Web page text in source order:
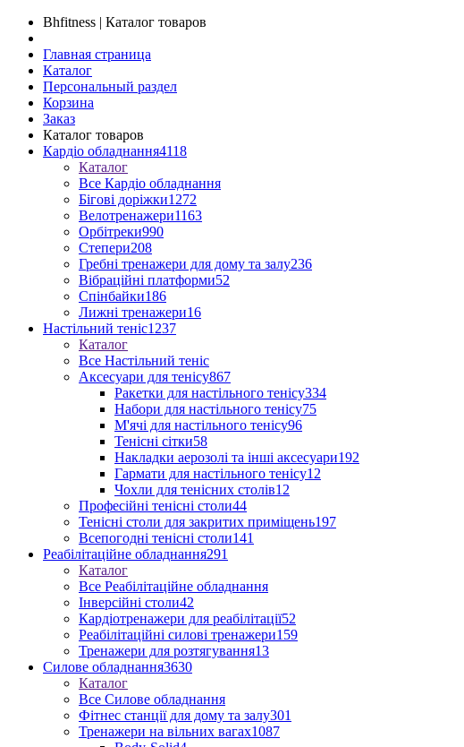
Bhfitness | Каталог товаров
Главная страница
Каталог
Персональный раздел
Корзина
Заказ
Каталог товаров
Кардіо обладнання4118
Каталог
Все Кардіо обладнання
Бігові доріжки1272
Велотренажери1163
Орбітреки990
Степери208
Гребні тренажери для дому та залу236
Вібраційні платформи52
Спінбайки186
Лижні тренажери16
Настільний теніс1237
Каталог
Все Настільний теніс
Аксесуари для тенісу867
Ракетки для настільного тенісу334
Набори для настільного тенісу75
М'ячі для настільного тенісу96
Тенісні сітки58
Накладки аерозолі та інші аксесуари192
Гармати для настільного тенісу12
Чохли для тенісних столів12
Професійні тенісні столи44
Тенісні столи для закритих приміщень197
Всепогодні тенісні столи141
Реабілітаційне обладнання291
Каталог
Все Реабілітаційне обладнання
Інверсійні столи42
Кардіотренажери для реабілітації52
Реабілітаційні силові тренажери159
Тренажери для розтягування13
Силове обладнання3630
Каталог
Все Силове обладнання
Фітнес станції для дому та залу301
Тренажери на вільних вагах1087